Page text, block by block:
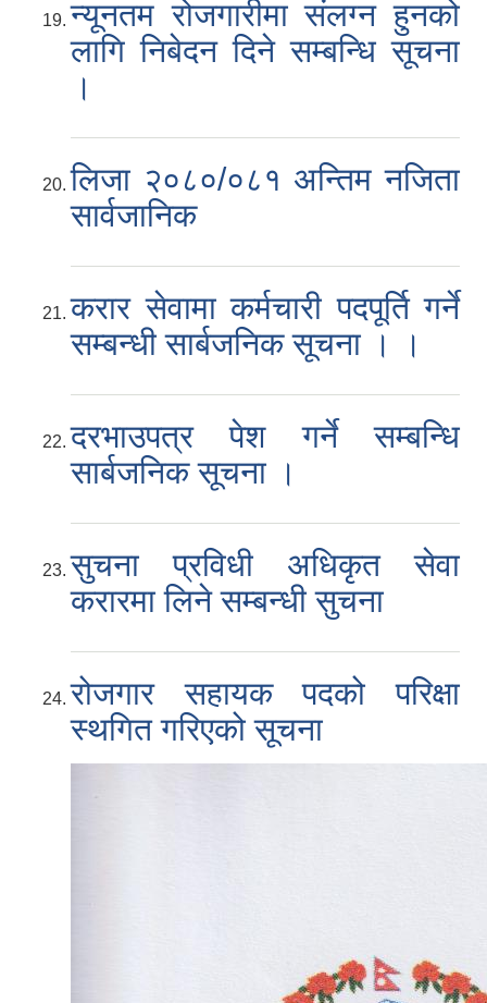
न्यूनतम रोजगारीमा संलग्न हुनको
लागि निबेदन दिने सम्बन्धि सूचना
।
लिजा २०८०/०८१ अन्तिम नजिता
सार्वजानिक
करार सेवामा कर्मचारी पदपूर्ति गर्ने
सम्बन्धी सार्बजनिक सूचना । ।
दरभाउपत्र पेश गर्ने सम्बन्धि
सार्बजनिक सूचना ।
सुचना प्रविधी अधिकृत सेवा
करारमा लिने सम्बन्धी सुचना
रोजगार सहायक पदको परिक्षा
स्थगित गरिएको सूचना